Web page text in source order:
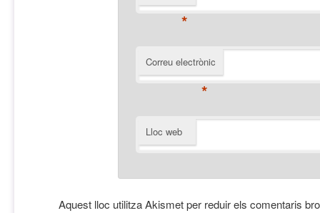
*
Correu electrònic
*
Lloc web
Aquest lloc utilitza Akismet per reduir els comentaris